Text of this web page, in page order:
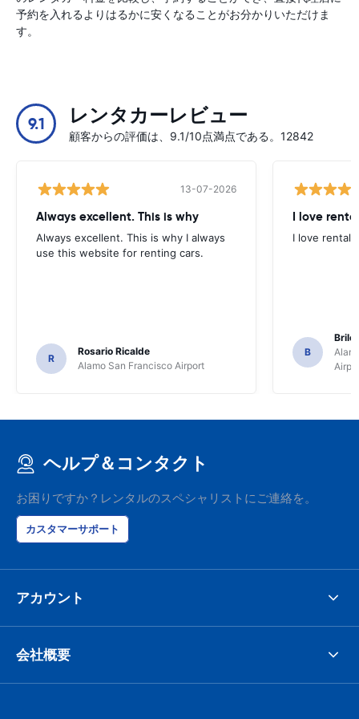
予約を入れるよりはるかに安くなることがお分かりいただけま
す。
9.1 レンタカーレビュー
顧客からの評価は、9.1/10点満点である。12842
13-07-2026
Always excellent. This is why
Always excellent. This is why I always
use this website for renting cars.
R
Rosario Ricalde
Alamo San Francisco Airport
I love
I love rental
B
ヘルプ＆コンタクト
お困りですか？レンタルのスペシャリストにご連絡を。
カスタマーサポート
アカウント
会社概要